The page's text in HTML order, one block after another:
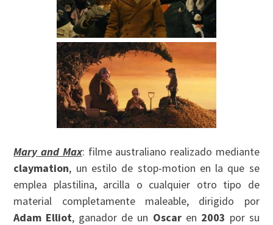
Mary and Max: filme australiano realizado mediante
claymation, un estilo de stop-motion en la que se
emplea plastilina, arcilla o cualquier otro tipo de
material completamente maleable, dirigido por
Adam Elliot, ganador de un Oscaren 2003 por su